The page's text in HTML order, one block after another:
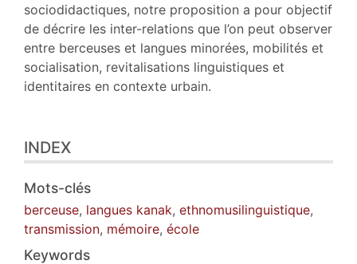
sociodidactiques, notre proposition a pour objectif
de décrire les inter-relations que l’on peut observer
entre berceuses et langues minorées, mobilités et
socialisation, revitalisations linguistiques et
identitaires en contexte urbain.
INDEX
Mots-clés
berceuse, langues kanak, ethnomusilinguistique,
transmission, mémoire, école
Keywords